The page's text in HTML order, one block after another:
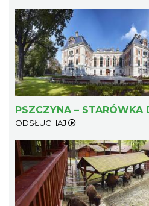
PSZCZYNA – STARÓWKA
ODSŁUCHAJ